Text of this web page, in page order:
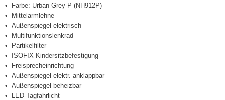
Farbe: Urban Grey P (NH912P)
Mittelarmlehne
Außenspiegel elektrisch
Multifunktionslenkrad
Partikelfilter
ISOFIX Kindersitzbefestigung
Freisprecheinrichtung
Außenspiegel elektr. anklappbar
Außenspiegel beheizbar
LED-Tagfahrlicht